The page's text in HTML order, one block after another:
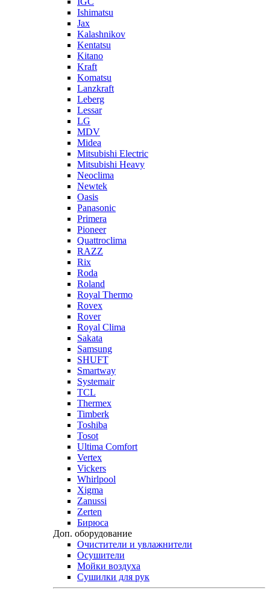
Ishimatsu
Jax
Kalashnikov
Kentatsu
Kitano
Kraft
Komatsu
Lanzkraft
Leberg
Lessar
LG
MDV
Midea
Mitsubishi Electric
Mitsubishi Heavy
Neoclima
Newtek
Oasis
Panasonic
Primera
Pioneer
Quattroclima
RAZZ
Rix
Roda
Roland
Royal Thermo
Rovex
Rover
Royal Clima
Sakata
Samsung
SHUFT
Smartway
Systemair
TCL
Thermex
Timberk
Toshiba
Tosot
Ultima Comfort
Vertex
Vickers
Whirlpool
Xigma
Zanussi
Zerten
Бирюса
Доп. оборудование
Очистители и увлажнители
Осушители
Мойки воздуха
Сушилки для рук